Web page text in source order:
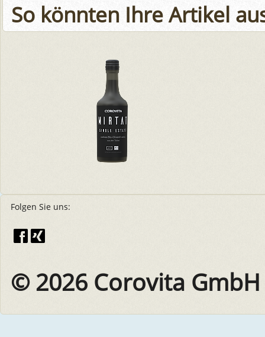
So könnten Ihre Artikel
Folgen Sie uns:
© 2026 Corovita GmbH